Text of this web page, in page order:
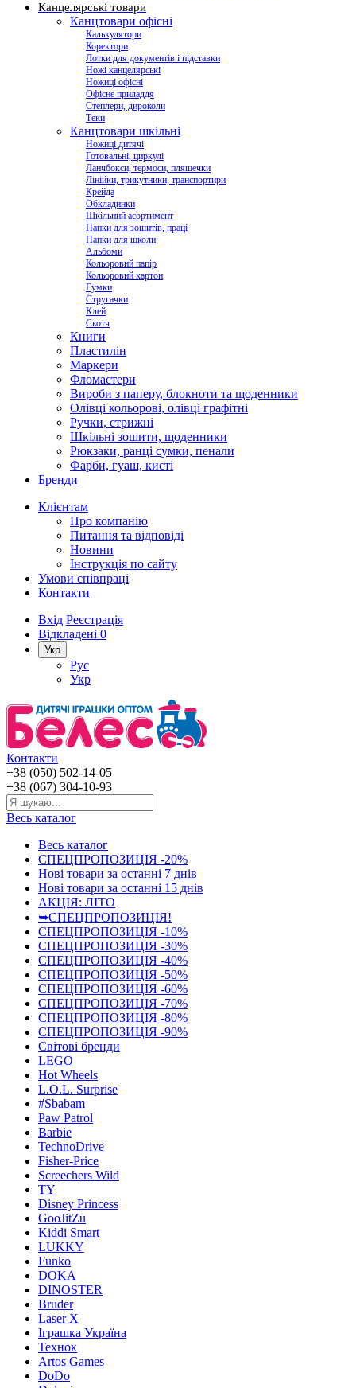
Канцелярські товари
Канцтовари офісні
Калькулятори
Коректори
Лотки для документів і підставки
Ножі канцелярські
Ножиці офісні
Офісне приладдя
Степлери, дироколи
Теки
Канцтовари шкільні
Ножиці дитячі
Готовальні, циркулі
Ланчбокси, термоси, пляшечки
Лінійки, трикутники, транспортири
Крейда
Обкладинки
Шкільний асортимент
Папки для зошитів, праці
Папки для школи
Альбоми
Кольоровий папір
Кольоровий картон
Гумки
Стругачки
Клей
Скотч
Книги
Пластилін
Маркери
Фломастери
Вироби з паперу, блокноти та щоденники
Олівці кольорові, олівці графітні
Ручки, стрижні
Шкільні зошити, щоденники
Рюкзаки, ранці сумки, пенали
Фарби, гуаш, кисті
Бренди
Клієнтам
Про компанію
Питання та відповіді
Новини
Інструкція по сайту
Умови співпраці
Контакти
Вхід Реєстрація
Відкладені 0
Укр
Рус
Укр
Контакти
+38 (050) 502-14-05
+38 (067) 304-10-93
Весь каталог
Весь каталог
СПЕЦПРОПОЗИЦІЯ -20%
Нові товари за останнi 7 днiв
Нові товари за останнi 15 днiв
АКЦІЯ: ЛІТО
➥СПЕЦПРОПОЗИЦІЯ!
СПЕЦПРОПОЗИЦІЯ -10%
СПЕЦПРОПОЗИЦІЯ -30%
СПЕЦПРОПОЗИЦІЯ -40%
СПЕЦПРОПОЗИЦІЯ -50%
СПЕЦПРОПОЗИЦІЯ -60%
СПЕЦПРОПОЗИЦІЯ -70%
СПЕЦПРОПОЗИЦІЯ -80%
СПЕЦПРОПОЗИЦІЯ -90%
Світові бренди
LEGO
Hot Wheels
L.O.L. Surprise
#Sbabam
Paw Patrol
Barbie
TechnoDrive
Fisher-Price
Screechers Wild
TY
Disney Princess
GooJitZu
Kiddi Smart
LUKKY
Funko
DOKA
DINOSTER
Bruder
Laser X
Іграшка Україна
Технок
Artos Games
DoDo